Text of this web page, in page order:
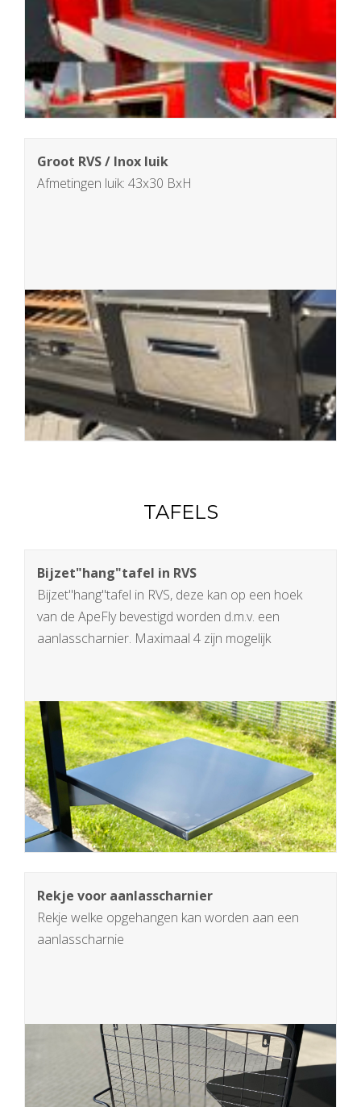
Groot RVS / Inox luik
Afmetingen luik: 43x30 BxH
TAFELS
Bijzet"hang"tafel in RVS
Bijzet"hang"tafel in RVS, deze kan op een hoek
van de ApeFly bevestigd worden d.m.v. een
aanlasscharnier. Maximaal 4 zijn mogelijk
Rekje voor aanlasscharnier
Rekje welke opgehangen kan worden aan een
aanlasscharnie